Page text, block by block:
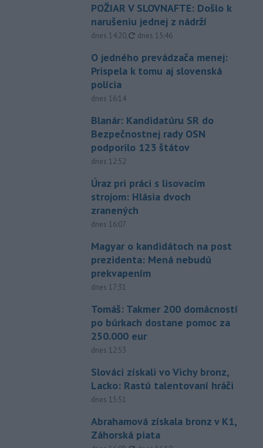
POŽIAR V SLOVNAFTE: Došlo k
narušeniu jednej z nádrží
dnes 14:20, aktualizované
dnes 15:46
O jedného prevádzača menej:
Prispela k tomu aj slovenská
polícia
dnes 16:14
Blanár: Kandidatúru SR do
Bezpečnostnej rady OSN
podporilo 123 štátov
dnes 12:52
Úraz pri práci s lisovacím
strojom: Hlásia dvoch
zranených
dnes 16:07
Magyar o kandidátoch na post
prezidenta: Mená nebudú
prekvapením
dnes 17:31
Tomáš: Takmer 200 domácností
po búrkach dostane pomoc za
250.000 eur
dnes 12:53
Slováci získali vo Vichy bronz,
Lacko: Rastú talentovaní hráči
dnes 15:51
Abrahamová získala bronz v K1,
Záhorská piata